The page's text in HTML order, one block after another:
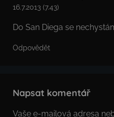
16.7.2013 (7.43)
Do San Diega se
Odpovědět
Napsat komentář
Vaše e-mailová adresa